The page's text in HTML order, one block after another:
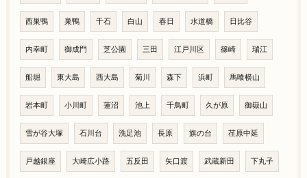
西巣鴨 巣鴨 千石 白山 春日 水道橋 日比谷
内幸町 御成門 芝公園 三田 江戸川区 篠崎 瑞江
船堀 東大島 西大島 菊川 森下 浜町 馬喰横山
岩本町 小川町 蓮沼 池上 千鳥町 久が原 御嶽山
雪が谷大塚 石川台 洗足池 長原 旗の台 荏原中延
戸越銀座 大崎広小路 五反田 矢口渡 武蔵新田 下丸子